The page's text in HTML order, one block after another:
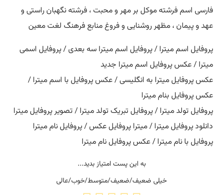
فارسی اسم فرشته موکل بر مهر و محبت ، فرشته نگهبان راستی و
عهد و پیمان ، مظهر روشنایی و فروغ منابع فرهنگ لغت معین
پروفایل اسم میترا / پروفایل اسم میترا سه بعدی / پروفایل اسمی
میترا / عکس پروفایل اسم میترا جدید
عکس پروفایل میترا به انگلیسی / عکس پروفایل با اسم میترا /
عکس پروفایل بنام میترا
پروفایل تولد میترا / پروفایل تبریک تولد میترا / تصویر پروفایل میترا
دانلود پروفایل میترا / میترا پروفایل عکس / پروفایل نام میترا
پروفایل با نام میترا / عکس پروفایل نام میترا
به این پست امتیاز بدید...
خیلی ضعیف/ضعیف/متوسط/خوب/عالی